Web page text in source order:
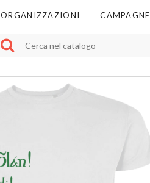
ORGANIZZAZIONI CAMPAGNE